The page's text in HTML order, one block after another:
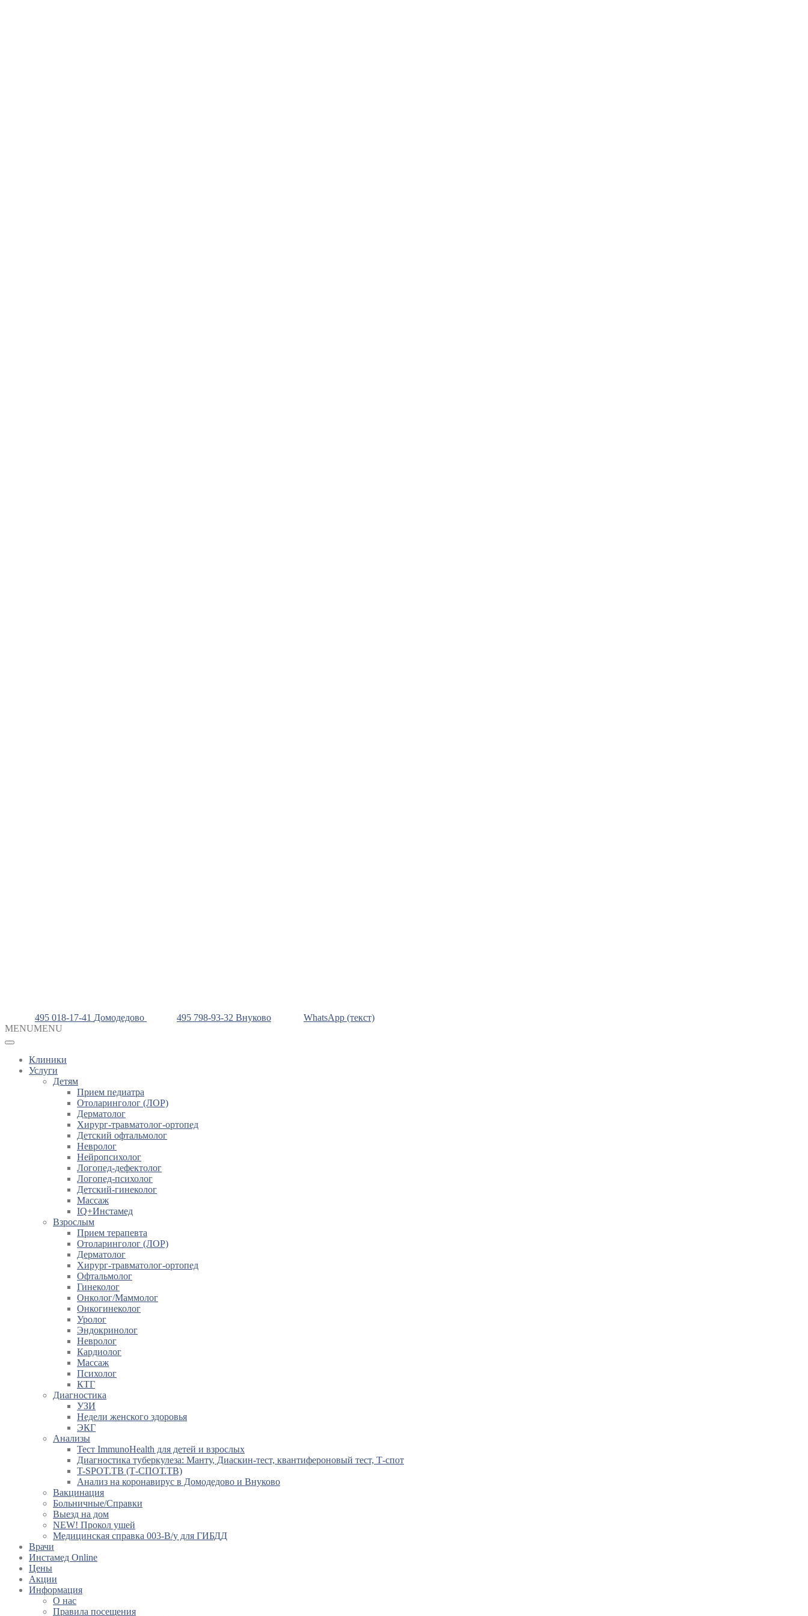
495 018-17-41 Домодедово 495 798-93-32 Внуково
WhatsApp (текст)
MENUMENU
Клиники
Услуги
Детям
Прием педиатра
Отоларинголог (ЛОР)
Дерматолог
Хирург-травматолог-ортопед
Детский офтальмолог
Невролог
Нейропсихолог
Логопед-дефектолог
Логопед-психолог
Детский-гинеколог
Массаж
IQ+Инстамед
Взрослым
Прием терапевта
Отоларинголог (ЛОР)
Дерматолог
Хирург-травматолог-ортопед
Офтальмолог
Гинеколог
Онколог/Маммолог
Онкогинеколог
Уролог
Эндокринолог
Невролог
Кардиолог
Массаж
Психолог
КТГ
Диагностика
УЗИ
Недели женского здоровья
ЭКГ
Анализы
Тест ImmunoHealth для детей и взрослых
Диагностика туберкулеза: Манту, Диаскин-тест, квантифероновый тест, Т-спот
T-SPOT.TB (Т-СПОТ.ТВ)
Анализ на коронавирус в Домодедово и Внуково
Вакцинация
Больничные/Справки
Выезд на дом
NEW! Прокол ушей
Медицинская справка 003-В/у для ГИБДД
Врачи
Инстамед Online
Цены
Акции
Информация
О нас
Правила посещения